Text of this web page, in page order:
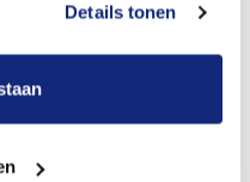
Details tonen
voor een betere